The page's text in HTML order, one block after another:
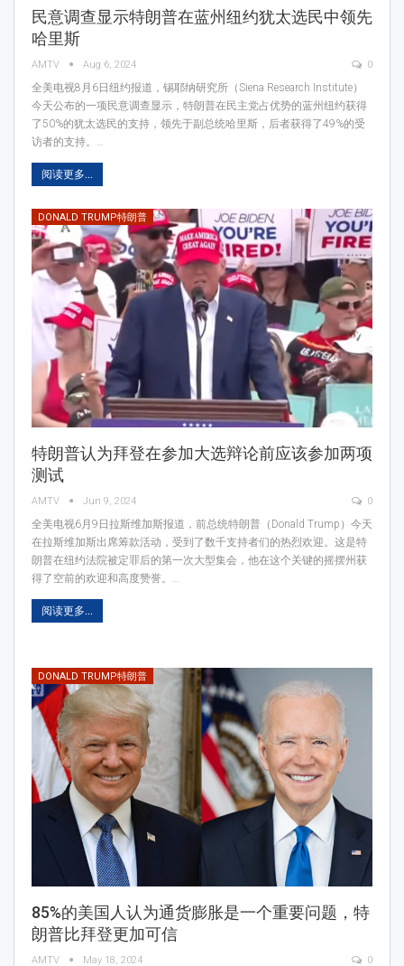
民意调查显示特朗普在蓝州纽约犹太选民中领先
哈里斯
AMTV Aug 6, 2024 0
全美电视8月6日纽约报道，锡耶纳研究所（Siena Research Institute）
今天公布的一项民意调查显示，特朗普在民主党占优势的蓝州纽约获得
了50%的犹太选民的支持，领先于副总统哈里斯，后者获得了49%的受
访者的支持。…
阅读更多...
DONALD TRUMP特朗普
特朗普认为拜登在参加大选辩论前应该参加两项
测试
AMTV Jun 9, 2024 0
全美电视6月9日拉斯维加斯报道，前总统特朗普（Donald Trump）今天
在拉斯维加斯出席筹款活动，受到了数千支持者们的热烈欢迎。这是特
朗普在纽约法院被定罪后的第一次大型集会，他在这个关键的摇摆州获
得了空前的欢迎和高度赞誉。…
阅读更多...
DONALD TRUMP特朗普
85%的美国人认为通货膨胀是一个重要问题，特
朗普比拜登更加可信
AMTV May 18, 2024 0